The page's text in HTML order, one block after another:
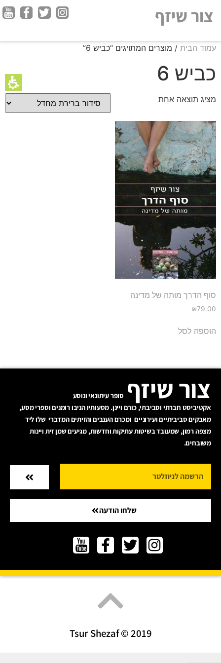
של
אינטרנט,
לחץ
כדי
לאזור
מרכזי
צור שיזף
עמוד הבית / מוצרים המתויגים “כביש 6”
כביש 6
מציג תוצאה אחת
סוף הדרך מותה של מדינה
₪79.00
הוספה לסל
צור שיזף סופר עיתונאי ונוסע
אקטיביסט חברתי וסביבתי, כורם ויינן. מסעותיו הניבו רומנים וספרי מסע,
מאבקים סביביתיים ועירוניים ומכרם הענבים והזיתים המדברי שלו ליד
מצפה רמון, שמעובד בשיטות עתיקות וחדשות, מגיעים שמן זית ויינות
משובחים.
שלחו הודעה
Tsur Shezaf © 2019